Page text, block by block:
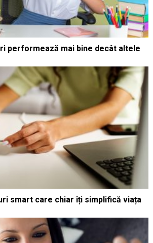
performează mai bine decât altele
smart care chiar îți simplifică viața